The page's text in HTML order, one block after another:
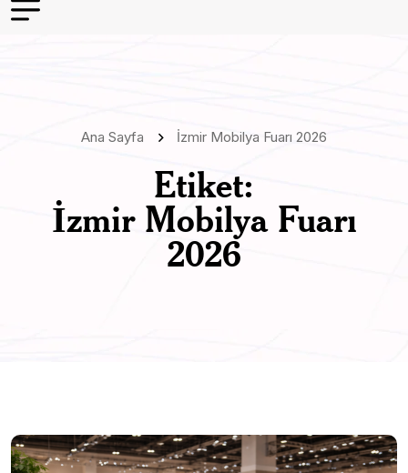
Ana Sayfa İzmir Mobilya Fuarı 2026
Etiket:
İzmir Mobilya Fuarı
2026